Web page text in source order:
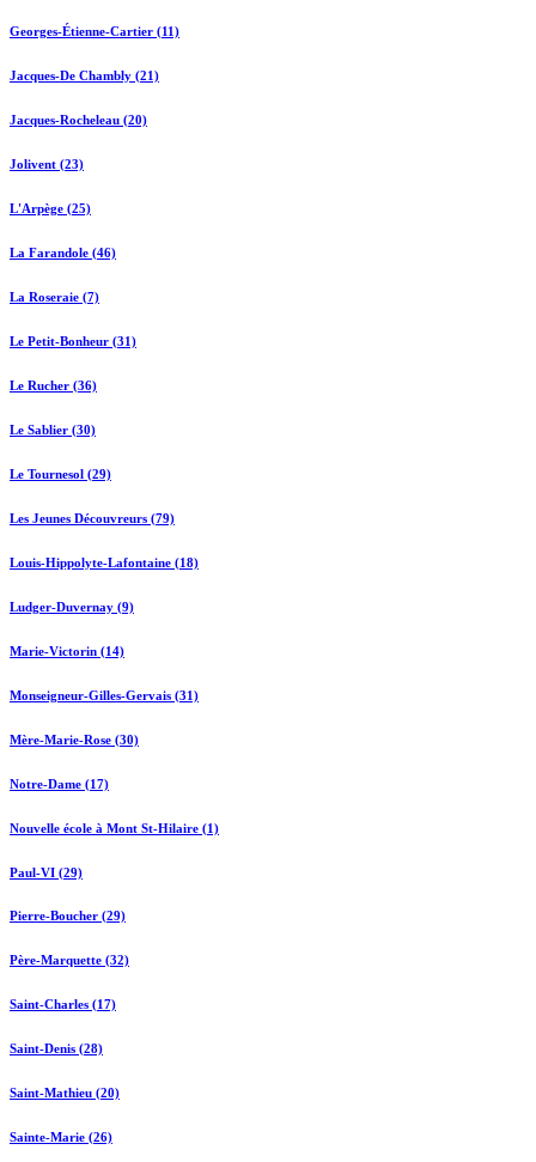
Georges-Étienne-Cartier (11)
Jacques-De Chambly (21)
Jacques-Rocheleau (20)
Jolivent (23)
L'Arpège (25)
La Farandole (46)
La Roseraie (7)
Le Petit-Bonheur (31)
Le Rucher (36)
Le Sablier (30)
Le Tournesol (29)
Les Jeunes Découvreurs (79)
Louis-Hippolyte-Lafontaine (18)
Ludger-Duvernay (9)
Marie-Victorin (14)
Monseigneur-Gilles-Gervais (31)
Mère-Marie-Rose (30)
Notre-Dame (17)
Nouvelle école à Mont St-Hilaire (1)
Paul-VI (29)
Pierre-Boucher (29)
Père-Marquette (32)
Saint-Charles (17)
Saint-Denis (28)
Saint-Mathieu (20)
Sainte-Marie (26)